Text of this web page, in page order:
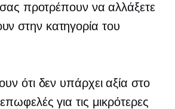
σας προτρέπουν να αλλάξετε
στην κατηγορία του
ότι δεν υπάρχει αξία στο
για τις μικρότερες